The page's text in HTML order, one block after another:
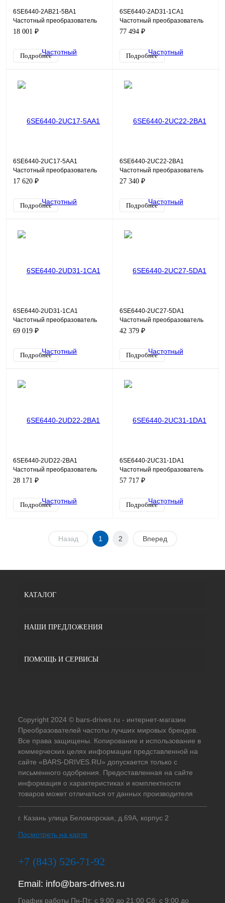
6SE6440-2AB21-5BA1
Частотный преобразователь
Siemens Micromaster 440,
18 001 ₽
Подробнее
6SE6440-2AD31-1CA1
Частотный преобразователь
Siemens Micromaster 440, 11кВт,
77 494 ₽
Подробнее
6SE6440-2UC17-5AA1
Частотный преобразователь
Siemens Micromaster 440,
17 620 ₽
Подробнее
6SE6440-2UC22-2BA1
Частотный преобразователь
Siemens Micromaster 440,
27 340 ₽
Подробнее
6SE6440-2UD31-1CA1
Частотный преобразователь
Siemens Micromaster 440, 11кВт,
69 019 ₽
Подробнее
6SE6440-2UC27-5DA1
Частотный преобразователь
Siemens Micromaster 440,
42 379 ₽
Подробнее
6SE6440-2UD22-2BA1
Частотный преобразователь
Siemens Micromaster 440,
28 171 ₽
Подробнее
6SE6440-2UC31-1DA1
Частотный преобразователь
Siemens Micromaster 440, 11кВт,
57 717 ₽
Подробнее
Назад 1 2 Вперед
КАТАЛОГ
НАШИ ПРЕДЛОЖЕНИЯ
ПОМОЩЬ И СЕРВИСЫ
Copyright 2024 © bars-drives.ru - интернет-магазин
Преобразователей частоты лучших мировых брендов.
Все права защищены. Копирование и использование в
коммерческих целях информации представленной на
сайте «BARS-DRIVES.RU» допускается только с
письменного одобрения. Предоставленная на сайте
информация о характеристиках и комплектности
товаров может отличаться от данных производителя
г. Казань улица Беломорская, д.69А, корпус 2
Посмотреть на карте
+7 (843) 526-71-92
Email: info@bars-drives.ru
График работы Пн-Пт: с 9:00 до 21:00 Сб: с 9:00 до